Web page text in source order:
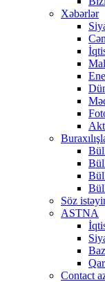
Xəbərlər
Söz
ASTNA
Contact